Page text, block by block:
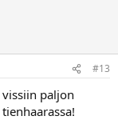
#13
paljon